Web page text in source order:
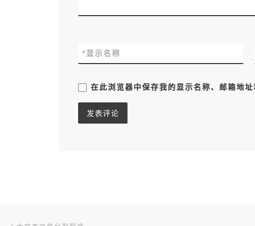
显示名称
*
在此浏览器中保存我的显示名称、邮箱地
文章导航